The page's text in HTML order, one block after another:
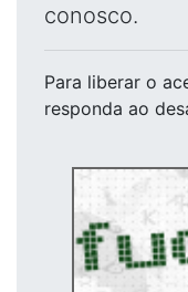
conosco.
Para liberar o
responda ao